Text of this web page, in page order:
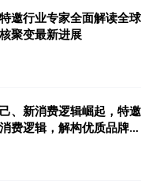
邀行业专家全面解读全球
聚变最新进展
、新消费逻辑崛起，特邀
费逻辑，解构优质品牌如